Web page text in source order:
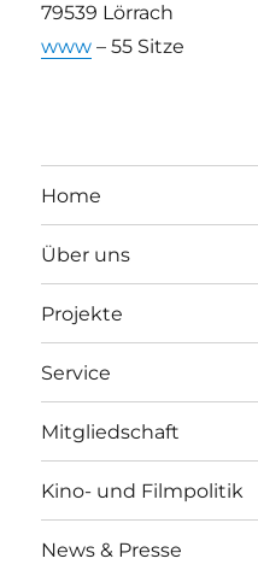
79539 Lörrach
www – 55 Sitze
Home
Über uns
Projekte
Service
Mitgliedschaft
Kino- und Filmpolitik
News & Presse